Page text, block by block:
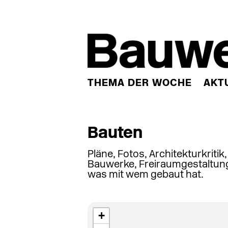
THEMA DER WOCHE
Bauten
Pläne, Fotos,
Bauwerke,
was mit wem gebaut hat.
+